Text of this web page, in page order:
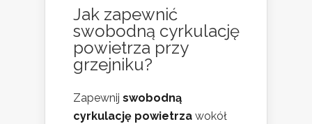
Jak zapewnić
swobodną cyrkulację
powietrza przy
grzejniku?
Zapewnij swobodną
cyrkulację powietrza wokół